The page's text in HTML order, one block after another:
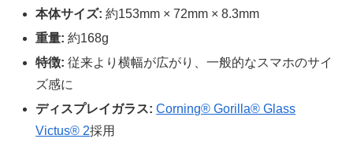
本体サイズ: 約153mm × 72mm × 8.3mm
重量: 約168g
特徴: 従来より横幅が広がり、一般的なスマホのサイ
ズ感に
ディスプレイガラス: Corning® Gorilla® Glass
Victus® 2採用